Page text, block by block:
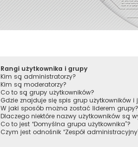
Rangi użytkownika i grupy
Kim są administratorzy?
Kim są moderatorzy?
Co to są grupy użytkowników?
Gdzie znajduje się spis grup użytkowników
W jaki sposób można zostać liderem grupy?
Dlaczego niektóre nazwy użytkowników są
Co to jest “Domyślna grupa użytkownika”?
Czym jest odnośnik “Zespół